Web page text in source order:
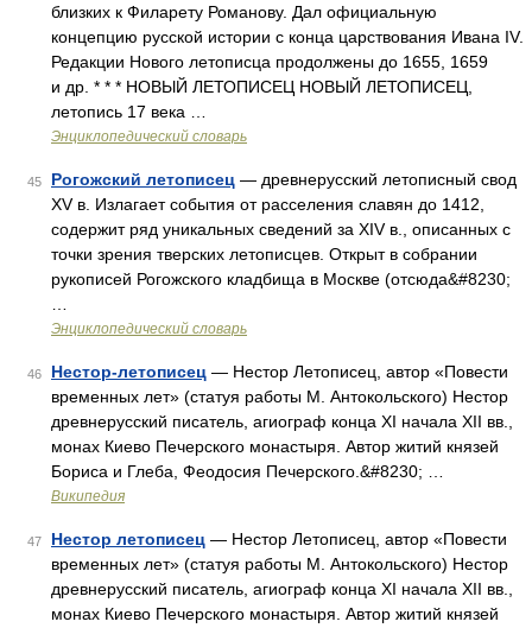
близких к Филарету Романову. Дал официальную
концепцию русской истории с конца царствования Ивана IV.
Редакции Нового летописца продолжены до 1655, 1659
и др. * * * НОВЫЙ ЛЕТОПИСЕЦ НОВЫЙ ЛЕТОПИСЕЦ,
летопись 17 века …
Энциклопедический словарь
45 Рогожский летописец — древнерусский летописный свод
XV в. Излагает события от расселения славян до 1412,
содержит ряд уникальных сведений за XIV в., описанных с
точки зрения тверских летописцев. Открыт в собрании
рукописей Рогожского кладбища в Москве (отсюда&#8230;
Энциклопедический словарь
46 Нестор-летописец — Нестор Летописец, автор «Повести
временных лет» (статуя работы М. Антокольского) Нестор
древнерусский писатель, агиограф конца XI начала XII вв.,
монах Киево Печерского монастыря. Автор житий князей
Бориса и Глеба, Феодосия Печерского.&#8230; …
Википедия
47 Нестор летописец — Нестор Летописец, автор «Повести
временных лет» (статуя работы М. Антокольского) Нестор
древнерусский писатель, агиограф конца XI начала XII вв.,
монах Киево Печерского монастыря. Автор житий князей